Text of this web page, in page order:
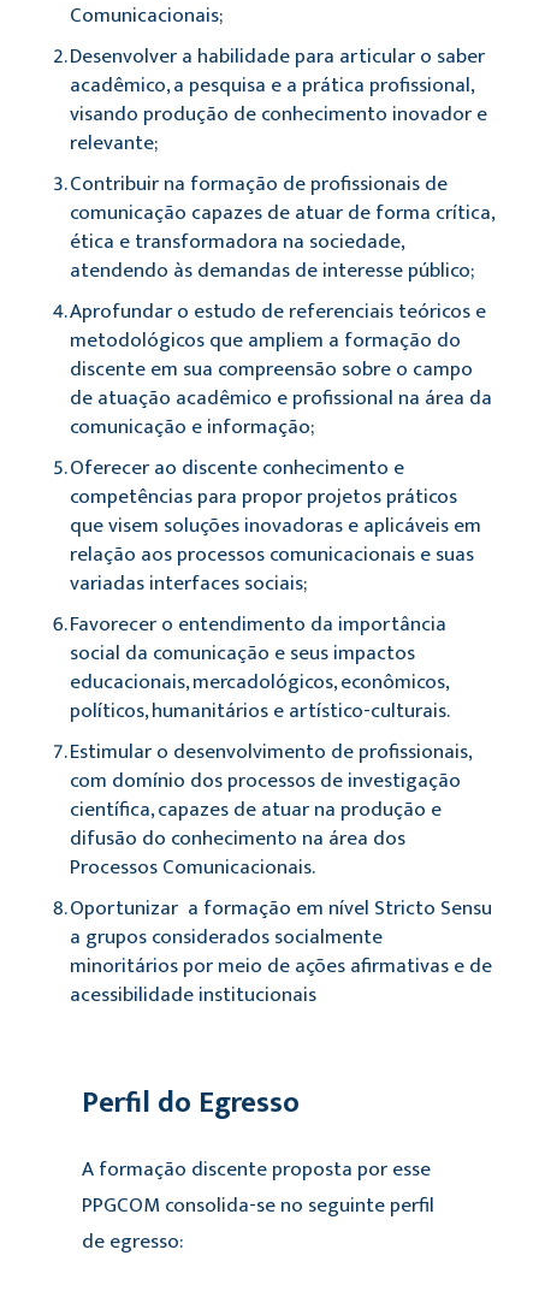
Comunicacionais;
Desenvolver a habilidade para articular o saber
acadêmico, a pesquisa e a prática profissional,
visando produção de conhecimento inovador e
relevante;
Contribuir na formação de profissionais de
comunicação capazes de atuar de forma crítica,
ética e transformadora na sociedade,
atendendo às demandas de interesse público;
Aprofundar o estudo de referenciais teóricos e
metodológicos que ampliem a formação do
discente em sua compreensão sobre o campo
de atuação acadêmico e profissional na área da
comunicação e informação;
Oferecer ao discente conhecimento e
competências para propor projetos práticos
que visem soluções inovadoras e aplicáveis em
relação aos processos comunicacionais e suas
variadas interfaces sociais;
Favorecer o entendimento da importância
social da comunicação e seus impactos
educacionais, mercadológicos, econômicos,
políticos, humanitários e artístico-culturais.
Estimular o desenvolvimento de profissionais,
com domínio dos processos de investigação
científica, capazes de atuar na produção e
difusão do conhecimento na área dos
Processos Comunicacionais.
Oportunizar a formação em nível Stricto Sensu
a grupos considerados socialmente
minoritários por meio de ações afirmativas e de
acessibilidade institucionais
Perfil do Egresso
A formação discente proposta por esse
PPGCOM consolida-se no seguinte perfil
de egresso: